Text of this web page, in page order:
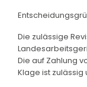
Die zulässige
Die auf Zahlung
Klage ist